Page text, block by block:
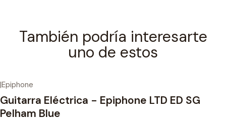
También podría interesarte
uno de estos
|Epiphone
Guitarra Eléctrica - Epiphone LTD ED SG
Pelham Blue